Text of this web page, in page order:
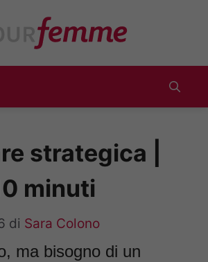
strategica |
minuti
di Sara Colono
ma bisogno di un